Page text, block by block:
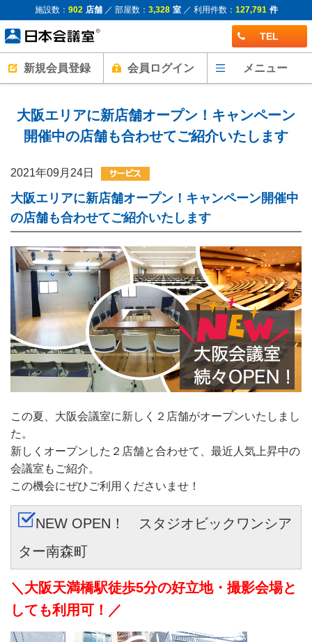
施設数： 902 店舗／ 部屋数： 3,328 室／ 利用件数： 127,791 件
TEL
新規会員登録 会員ログイン メニュー
大阪エリアに新店舗オープン！キャンペーン
開催中の店舗も合わせてご紹介いたします
2021年09月24日
大阪エリアに新店舗オープン！キャンペーン開催中
の店舗も合わせてご紹介いたします
この夏、大阪会議室に新しく２店舗がオープンいたしまし
た。
新しくオープンした２店舗と合わせて、最近人気上昇中の
会議室もご紹介。
この機会にぜひご利用くださいませ！
NEW OPEN！ スタジオビックワンシア
ター南森町
＼大阪天満橋駅徒歩5分の好立地・撮影会場と
しても利用可！／